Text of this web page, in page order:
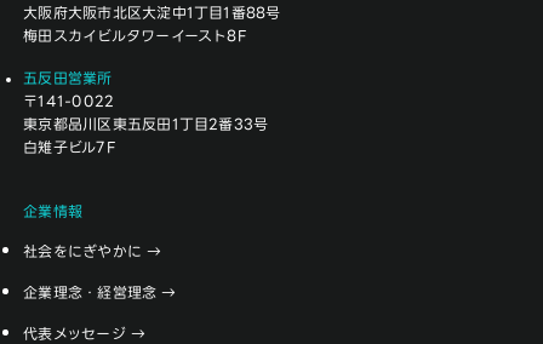
大阪府大阪市北区大淀中1丁目1番88号
梅田スカイビルタワーイースト8F
五反田営業所
〒141-0022
東京都品川区東五反田1丁目2番33号
白雉子ビル7F
企業情報
社会をにぎやかに
企業理念・経営理念
代表メッセージ